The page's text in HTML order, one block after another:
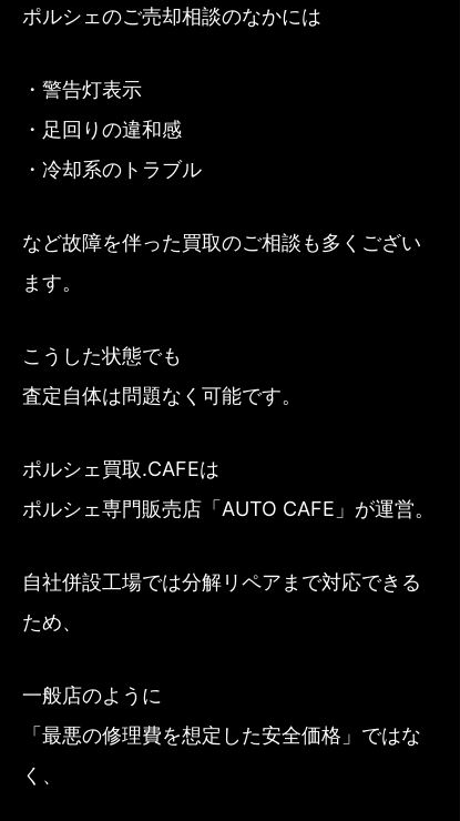
ポルシェのご売却相談のなかには
・警告灯表示
・足回りの違和感
・冷却系のトラブル
など故障を伴った買取のご相談も多くござい
ます。
こうした状態でも
査定自体は問題なく可能です。
ポルシェ買取.CAFEは
ポルシェ専門販売店「AUTO CAFE」が運営。
自社併設工場では分解リペアまで対応できる
ため、
一般店のように
「最悪の修理費を想定した安全価格」ではな
く、